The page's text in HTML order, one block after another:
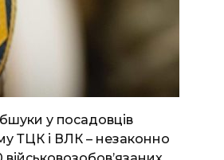
у посадовців
ТЦК і ВЛК – незаконно